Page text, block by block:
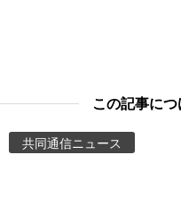
People
この記事に
共同通信ニュース